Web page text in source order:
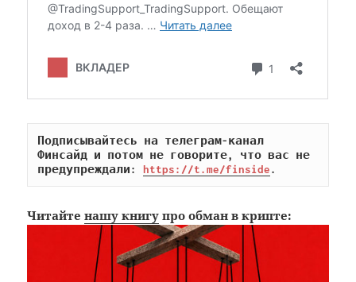
Подписывайтесь на телеграм-канал
Финсайд и потом не говорите, что вас не
предупреждали: https://t.me/finside.
Читайтенашу книгу про обман в крипте: